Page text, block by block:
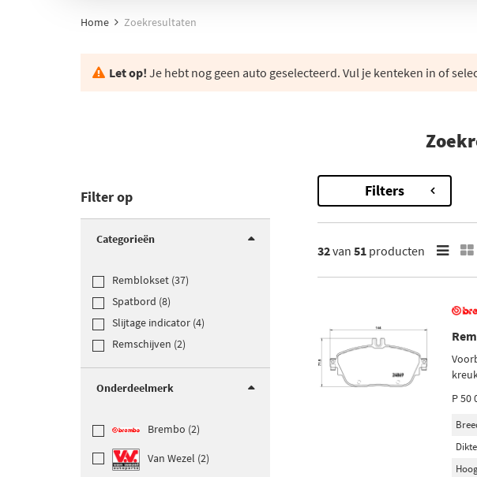
Home Zoekresultaten
Let op! Je hebt nog geen auto geselecteerd. Vul je kenteken in of
Filter op
Categorieën
Remblokset (37)
Spatbord (8)
Slijtage indicator (4)
Remschijven (2)
Onderdeelmerk
Brembo (2)
Van Wezel (2)
Filters
32van 51 producten
P 50